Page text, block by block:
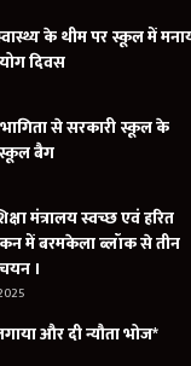
के थीम पर स्कूल में
योग दिवस
से सरकारी स्कूल के
स्कूल बैग
मंत्रालय स्वच्छ एवं हरित
में बरमकेला ब्लॉक से तीन
।
और दी न्यौता भोज*